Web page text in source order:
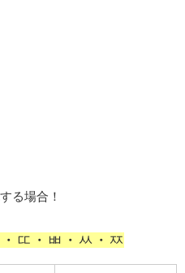
る場合！
ㄸ・ㅃ・ㅆ・ㅉ